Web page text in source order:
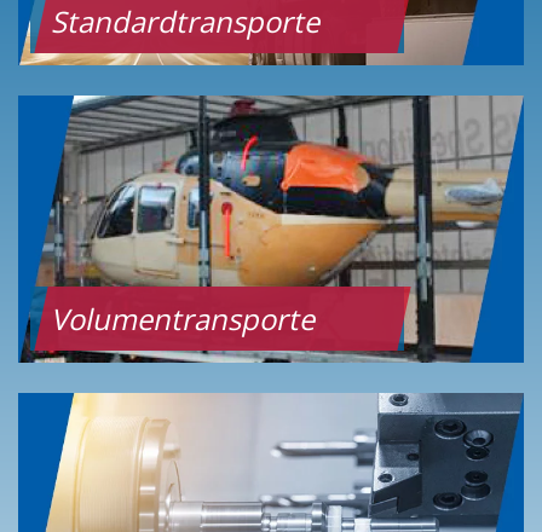
Standardtransporte
Volumentransporte